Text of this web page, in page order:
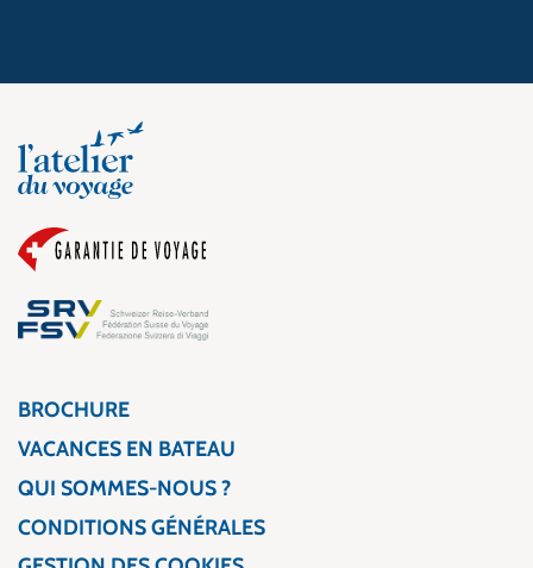
BROCHURE
VACANCES EN BATEAU
QUI SOMMES-NOUS ?
CONDITIONS GÉNÉRALES